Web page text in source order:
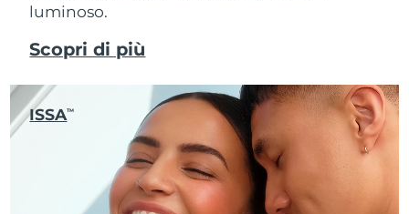
luminoso.
Scopri di più
ISSATM